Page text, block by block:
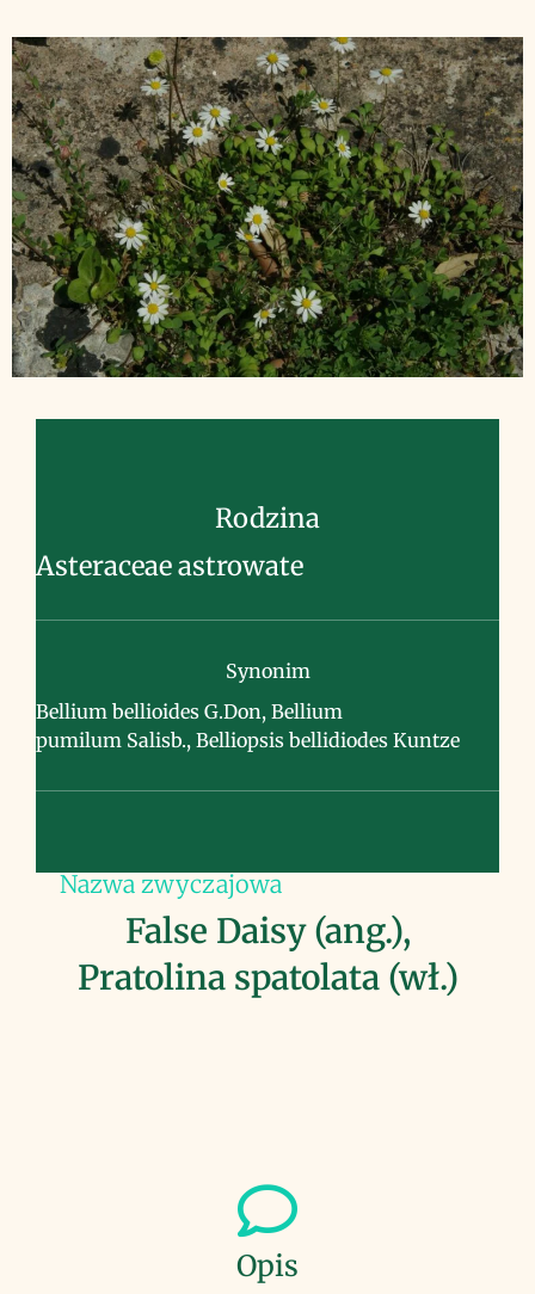
Rodzina
Asteraceae astrowate
Synonim
Bellium bellioides G.Don, Bellium
pumilum Salisb., Belliopsis bellidiodes Kuntze
Nazwa zwyczajowa
False Daisy (ang.),
Pratolina spatolata (wł.)
Opis